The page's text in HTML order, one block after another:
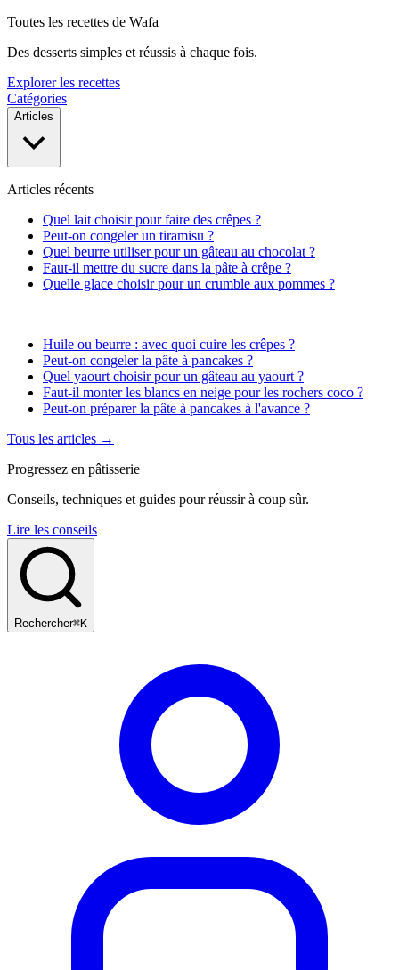
Toutes les recettes de Wafa
Des desserts simples et réussis à chaque fois.
Explorer les recettes
Catégories
Articles
Articles récents
Quel lait choisir pour faire des crêpes ?
Peut-on congeler un tiramisu ?
Quel beurre utiliser pour un gâteau au chocolat ?
Faut-il mettre du sucre dans la pâte à crêpe ?
Quelle glace choisir pour un crumble aux pommes ?
Huile ou beurre : avec quoi cuire les crêpes ?
Peut-on congeler la pâte à pancakes ?
Quel yaourt choisir pour un gâteau au yaourt ?
Faut-il monter les blancs en neige pour les rochers coco ?
Peut-on préparer la pâte à pancakes à l'avance ?
Tous les articles →
Progressez en pâtisserie
Conseils, techniques et guides pour réussir à coup sûr.
Lire les conseils
Rechercher⌘K